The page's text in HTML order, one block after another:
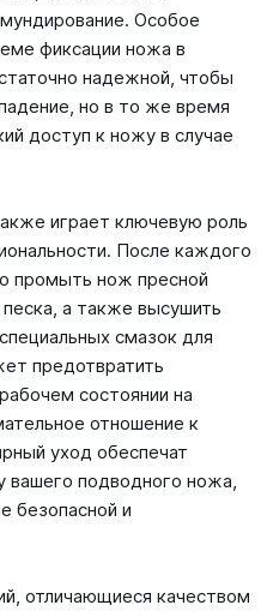
Особое
фиксации ножа в
надежной, чтобы
но в то же время
доступ к ножу в случае
играет ключевую роль
После каждого
промыть нож пресной
а также высушить
смазок для
предотвратить
состоянии на
отношение к
уход обеспечат
подводного ножа,
безопасной и
отличающиеся качеством